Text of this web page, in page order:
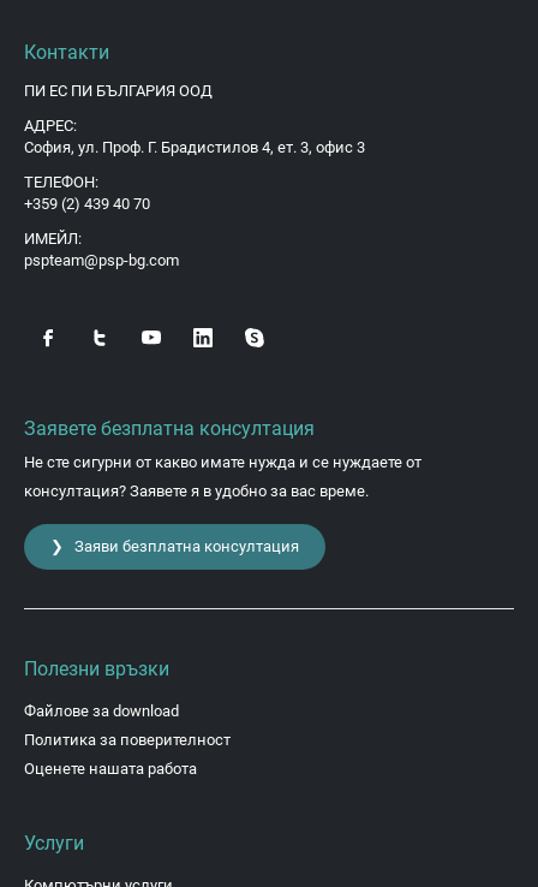
Контакти
ПИ ЕС ПИ БЪЛГАРИЯ ООД
АДРЕС:
София, ул. Проф. Г. Брадистилов 4, ет. 3, офис 3
ТЕЛЕФОН:
+359 (2) 439 40 70
ИМЕЙЛ:
pspteam@psp-bg.com
Заявете безплатна консултация
Не сте сигурни от какво имате нужда и се нуждаете от
консултация? Заявете я в удобно за вас време.
❯ Заяви безплатна консултация
Полезни връзки
Файлове за download
Политика за поверителност
Оценете нашата работа
Услуги